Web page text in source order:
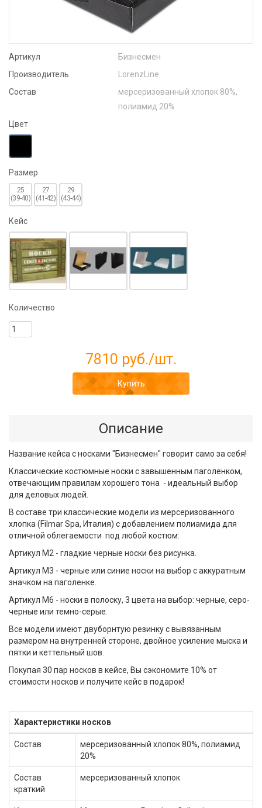
Артикул
Бизнесмен
Производитель
LorenzLine
Состав
мерсеризованный хлопок 80%,
полиамид 20%
Цвет
Размер
25
(39-40)
27
(41-42)
29
(43-44)
Кейс
Количество
7810 руб./шт.
Купить
Описание
Название кейса с носками "Бизнесмен" говорит само за себя!
Классические костюмные носки с завышенным паголенком,
отвечающим правилам хорошего тона - идеальный выбор
для деловых людей.
В составе три классические модели из мерсеризованного
хлопка (Filmar Spa, Италия) с добавлением полиамида для
отличной облегаемости под любой костюм:
Артикул М2 - гладкие черные носки без рисунка.
Артикул М3 - черные или синие носки на выбор с аккуратным
значком на паголенке.
Артикул М6 - носки в полоску, 3 цвета на выбор: черные, серо-
черные или темно-серые.
Все модели имеют двуборнтую резинку с вывязанным
размером на внутренней стороне, двойное усиление мыска и
пятки и кеттельный шов.
Покупая 30 пар носков в кейсе, Вы сэкономите 10% от
стоимости носков и получите кейс в подарок!
Характеристики носков
Состав
мерсеризованный хлопок 80%, полиамид
20%
Состав
краткий
мерсеризованный хлопок